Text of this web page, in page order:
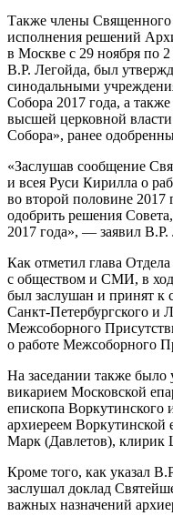
Также члены
исполнения решений
в Москве с 29 ноября по
В.Р. Легойда, был
синодальными
Собора 2017 года, а
высшей церковной
Собора», ранее
«Заслушав сообщение
и всея Руси Кирилла о
во второй половине
одобрить решения
2017 года», — заявил В.Р.
Как отметил глава
с обществом и СМИ, в
был заслушан и принят к
Санкт-Петербургского и
Межсоборного
о работе Межсоборного
На заседании также было
викарием Московской
епископа
архиереем Воркутинской
Марк (Давлетов), клирик
Кроме того, как указал
заслушал доклад
важных назначений